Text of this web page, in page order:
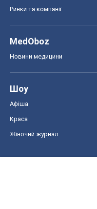
Ринки та компанії
MedOboz
Новини медицини
Шоу
Афіша
Краса
Жіночий журнал